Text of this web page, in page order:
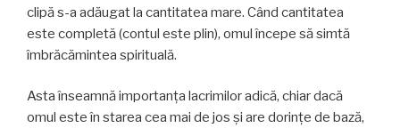
clipă s-a adăugat la cantitatea mare. Când cantitatea
este completă (contul este plin), omul începe să simtă
îmbrăcămintea spirituală.
Asta înseamnă importanța lacrimilor adică, chiar dacă
omul este în starea cea mai de jos și are dorințe de bază,